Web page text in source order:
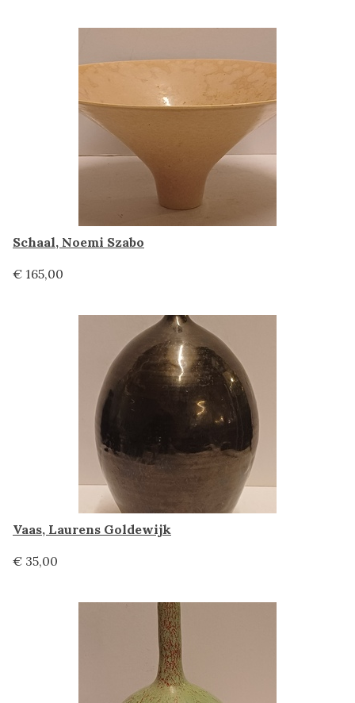
Schaal, Noemi Szabo
€ 165,00
Vaas, Laurens Goldewijk
€ 35,00